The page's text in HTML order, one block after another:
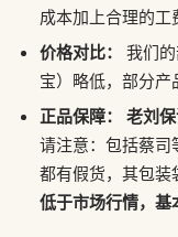
成本加上合理的工
价格对比：
我们
宝）略低，部分产
正品保障： 老刘
请注意：包括蔡司
都有假货，其包装
低于市场行情，基